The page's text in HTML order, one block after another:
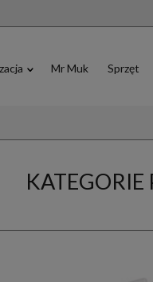
Mr Muk Sprzęt